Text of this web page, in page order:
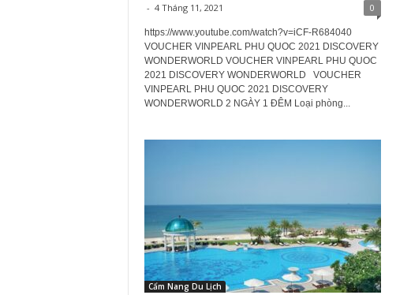
- 4 Tháng 11, 2021 0
https://www.youtube.com/watch?v=iCF-R684040
VOUCHER VINPEARL PHU QUOC 2021 DISCOVERY
WONDERWORLD VOUCHER VINPEARL PHU QUOC
2021 DISCOVERY WONDERWORLD VOUCHER
VINPEARL PHU QUOC 2021 DISCOVERY
WONDERWORLD 2 NGÀY 1 ĐÊM Loại phòng...
Cẩm Nang Du Lịch